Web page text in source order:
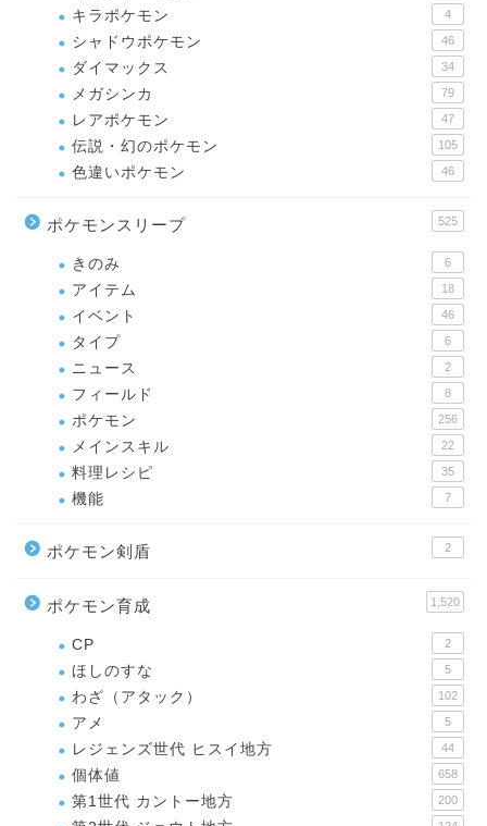
キラポケモン 4
シャドウポケモン 46
ダイマックス 34
メガシンカ 79
レアポケモン 47
伝説・幻のポケモン 105
色違いポケモン 46
ポケモンスリープ 525
きのみ 6
アイテム 18
イベント 46
タイプ 6
ニュース 2
フィールド 8
ポケモン 256
メインスキル 22
料理レシピ 35
機能 7
ポケモン剣盾 2
ポケモン育成 1,520
CP 2
ほしのすな 5
わざ（アタック） 102
アメ 5
レジェンズ世代 ヒスイ地方 44
個体値 658
第1世代 カントー地方 200